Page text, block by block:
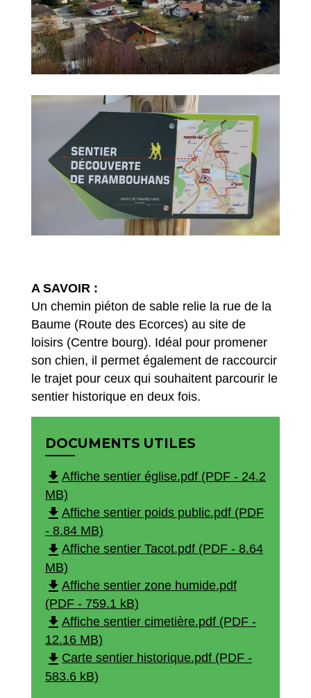
A SAVOIR :
Un chemin piéton de sable relie la rue de la
Baume (Route des Ecorces) au site de
loisirs (Centre bourg). Idéal pour promener
son chien, il permet également de raccourcir
le trajet pour ceux qui souhaitent parcourir le
sentier historique en deux fois.
DOCUMENTS UTILES
file_download Affiche sentier église.pdf (PDF - 24.2
MB)
file_download Affiche sentier poids public.pdf (PDF
- 8.84 MB)
file_download Affiche sentier Tacot.pdf (PDF - 8.64
MB)
file_download Affiche sentier zone humide.pdf
(PDF - 759.1 kB)
file_download Affiche sentier cimetière.pdf (PDF -
12.16 MB)
file_download Carte sentier historique.pdf (PDF -
583.6 kB)